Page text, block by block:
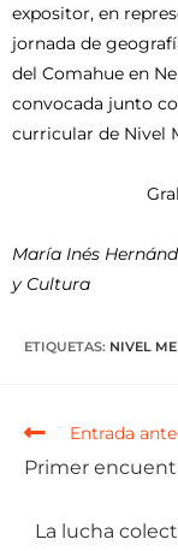
expositor, en
jornada de
del Comahue en
convocada junto
curricular de Nivel
María Inés
y Cultura
ETIQUETAS: NIVEL
Entrada
Primer
La lucha